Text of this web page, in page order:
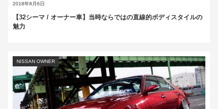
2018年8月6日
【32シーマ / オーナー車】当時ならではの直線的ボディスタイルの
魅力
NISSAN OWNER